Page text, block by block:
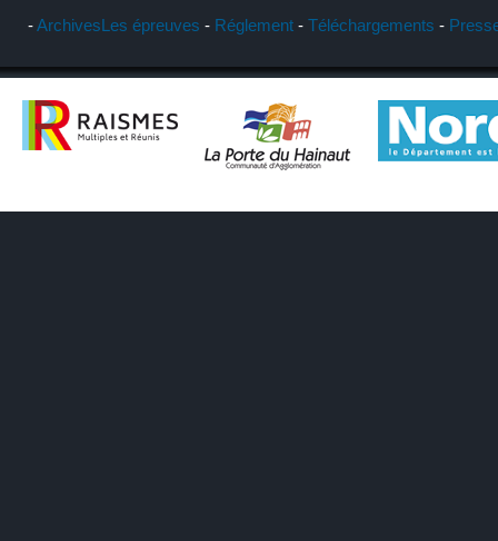
-ArchivesLes épreuves - Réglement - Téléchargements -